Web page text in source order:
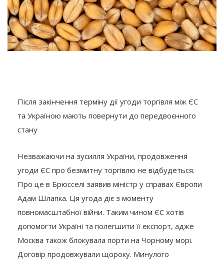
Після закінчення терміну дії угоди торгівля між ЄС
та Україною мають повернути до передвоєнного
стану
Незважаючи на зусилля України, продовження
угоди ЄС про безмитну торгівлю не відбудеться.
Про це в Брюсселі заявив міністр у справах Європи
Адам Шлапка. Ця угода діє з моменту
повномасштабної війни. Таким чином ЄС хотів
допомогти Україні та полегшити її експорт, адже
Москва також блокувала порти на Чорному морі.
Договір продовжували щороку. Минулого